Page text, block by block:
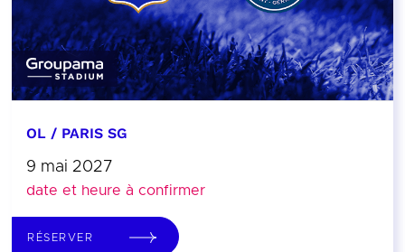
OL / PARIS SG
9 mai 2027
date et heure à confirmer
RÉSERVER